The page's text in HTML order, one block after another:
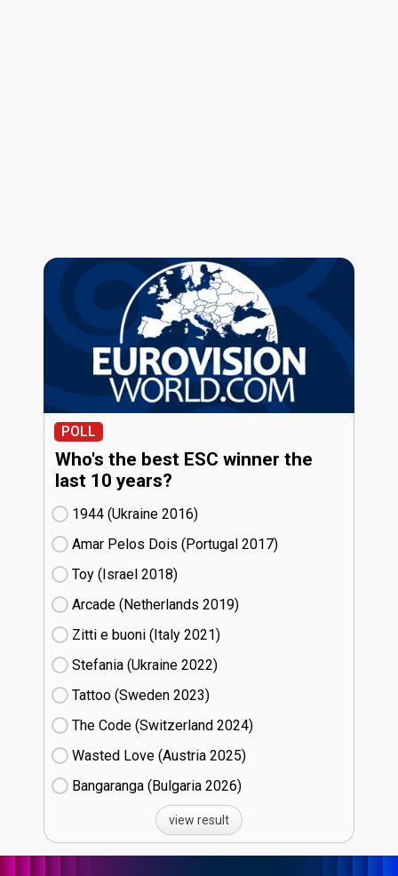
POLL
Who's the best ESC winner the
last 10 years?
1944 (Ukraine
16)
Amar Pelos Dois (Portugal
17)
Toy (Israel
18)
Arcade (Netherlands
19)
Zitti e buoni​ (Italy
21)
Stefania (Ukraine
22)
Tattoo (Sweden
23)
The Code (Switzerland
24)
Wasted Love (Austria
25)
Bangaranga (Bulgaria
26)
view result